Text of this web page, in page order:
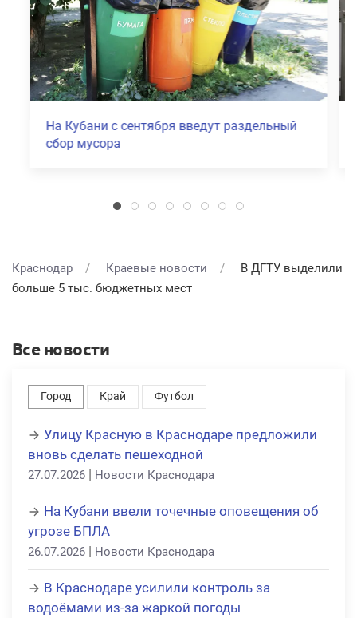
Экономика Кубани показала рост в 2026
году
Краснодар Краевые новости
В ДГТУ выделили
больше 5 тыс. бюджетных мест
Все новости
Город Край Футбол
Улицу Красную в Краснодаре предложили
вновь сделать пешеходной
27.07.2026 | Новости Краснодара
На Кубани ввели точечные оповещения об
угрозе БПЛА
26.07.2026 | Новости Краснодара
В Краснодаре усилили контроль за
водоёмами из-за жаркой погоды